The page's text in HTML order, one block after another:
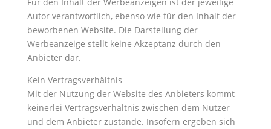
Autor verantwortlich, ebenso wie für den Inhalt der
beworbenen Website. Die Darstellung der
Werbeanzeige stellt keine Akzeptanz durch den
Anbieter dar.
Kein Vertragsverhältnis
Mit der Nutzung der Website des Anbieters kommt
keinerlei Vertragsverhältnis zwischen dem Nutzer
und dem Anbieter zustande. Insofern ergeben sich